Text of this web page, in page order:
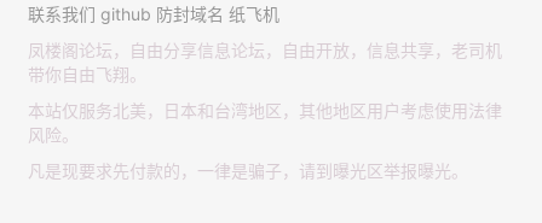
联系我们 github 防封域名 纸飞机
凤楼阁论坛，自由分享信息论坛，自由开放，信息共享，老司机
带你自由飞翔。
本站仅服务北美，日本和台湾地区，其他地区用户考虑使用法律
风险。
凡是现要求先付款的，一律是骗子，请到曝光区举报曝光。